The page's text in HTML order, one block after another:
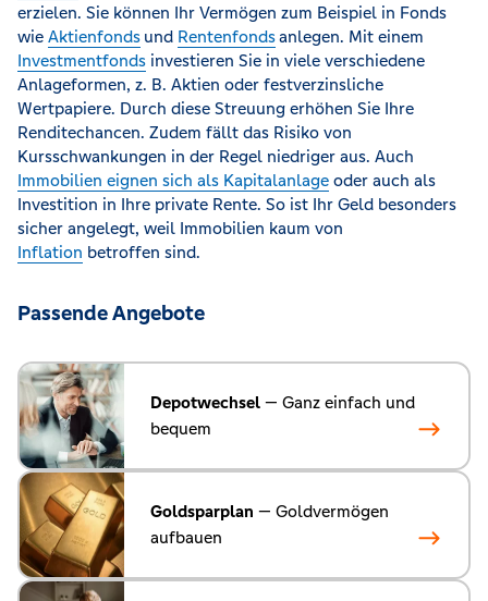
erzielen. Sie können Ihr Vermögen zum Beispiel in Fonds
wie Aktienfonds und Rentenfondsanlegen. Mit einem
Investmentfonds investieren Sie in viele verschiedene
Anlageformen, z. B. Aktien oder festverzinsliche
Wertpapiere. Durch diese Streuung erhöhen Sie Ihre
Renditechancen. Zudem fällt das Risiko von
Kursschwankungen in der Regel niedriger aus. Auch
Immobilien eignen sich als Kapitalanlage oder auch als
Investition in Ihre private Rente. So ist Ihr Geld besonders
sicher angelegt, weil Immobilien kaum von
Inflation betroffen sind.
Passende Angebote
Depotwechsel — Ganz einfach und
bequem
Goldsparplan — Goldvermögen
aufbauen